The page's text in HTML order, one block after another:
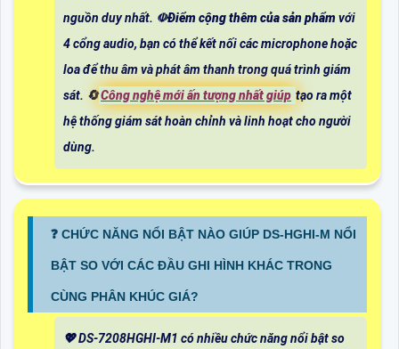
nguồn duy nhất. ☫Điểm cộng thêm của sản phẩm với
4 cổng audio, bạn có thể kết nối các microphone hoặc
loa để thu âm và phát âm thanh trong quá trình giám
sát. 🔄Công nghệ mới ấn tượng nhất giúp tạo ra một
hệ thống giám sát hoàn chỉnh và linh hoạt cho người
dùng.
❓ CHỨC NĂNG NỔI BẬT NÀO GIÚP DS-HGHI-M NỔI
BẬT SO VỚI CÁC ĐẦU GHI HÌNH KHÁC TRONG
CÙNG PHÂN KHÚC GIÁ?
💖 DS-7208HGHI-M1 có nhiều chức năng nổi bật so